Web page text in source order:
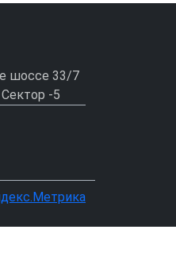
шоссе 33/7
-5